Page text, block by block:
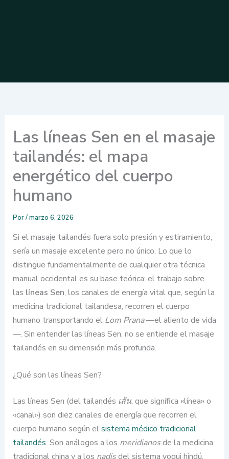
Las líneas Sen en el masaje
tailandés: el mapa
energético del cuerpo
humano
Por/marzo 6, 2026
Si el masaje tailandés fuera solo presión y estiramiento,
sería un masaje excelente pero no único. Lo que lo
distingue fundamentalmente de cualquier otra técnica
manual occidental es su base teórica: el trabajo sobre
las líneas Sen, los canales de energía vital que, según la
medicina tradicional tailandesa, recorren el cuerpo
humano transportando el Lom Prana—el aliento de vida
—. Sin entender las líneas Sen, no se entiende el masaje
tailandés en su dimensión más profunda.
¿Qué son las líneas Sen?
Las líneas Sen (del tailandés เส้น, que significa «línea» o
«canal») son diez canales de energía que recorren el
cuerpo humano según elsistema médico tradicional
tailandés. Son análogos a los meridianosde la medicina
tradicional china y a los nadisdel sistema yogui hindú,